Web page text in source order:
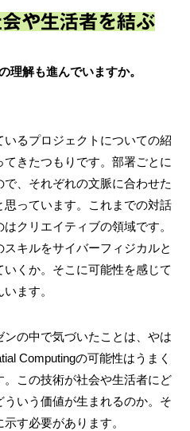
や生活者を結ぶ
解も進んでいますか。
るプロジェクトについての紹
きたつもりです。部署ごとに
、それぞれの文脈に合わせた
っています。これまでの対話
クリエイティブの領域です。
キルをサイバーフィジカルと
くか。そこに可能性を感じて
ます。
の中で気づいたことは、やは
Computingの可能性はうまく
この技術が社会や生活者にど
いう価値が生まれるのか。そ
す必要があります。